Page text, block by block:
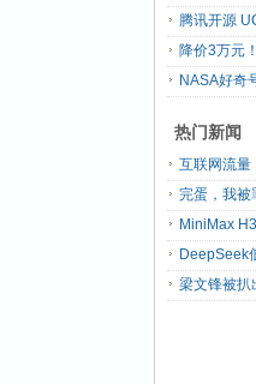
腾讯开源
NASA好奇
热门新闻
互联网流量
完蛋，我被